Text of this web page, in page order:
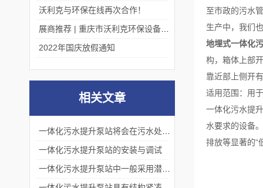
至市政的污水
生产中，我们
地埋式一体化
构，箱体上部
靠近部上侧开
适用范围：用
一体化污水提
水要求的设备
排放等显著的“
沃利克与环保在线再次合作！
2022年国庆放假通知
相关文章
一体化污水提升泵站的安装与调试